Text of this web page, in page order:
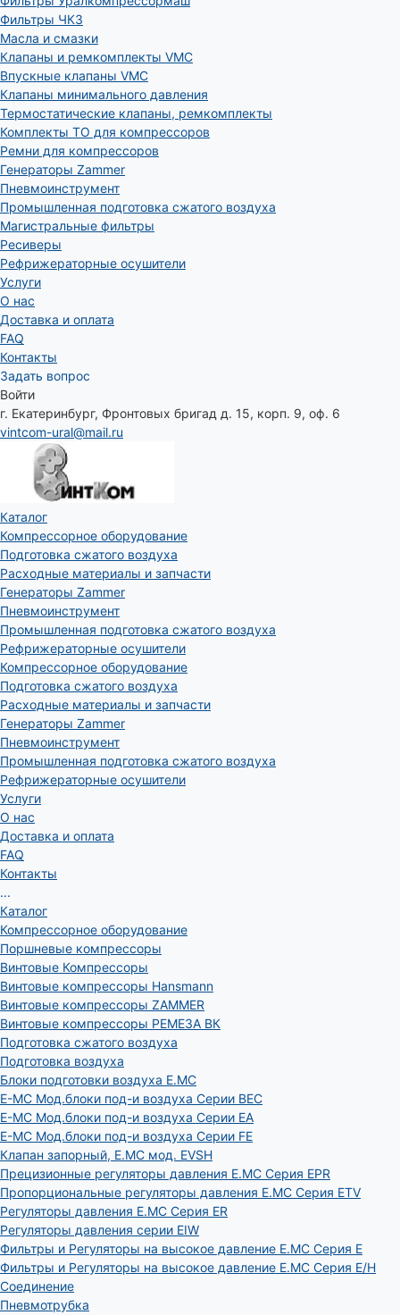
Фильтры ЧКЗ
Масла и смазки
Клапаны и ремкомплекты VMC
Впускные клапаны VMC
Клапаны минимального давления
Термостатические клапаны, ремкомплекты
Комплекты ТО для компрессоров
Ремни для компрессоров
Генераторы Zammer
Пневмоинструмент
Промышленная подготовка сжатого воздуха
Магистральные фильтры
Ресиверы
Рефрижераторные осушители
Услуги
О нас
Доставка и оплата
FAQ
Контакты
Задать вопрос
Войти
г. Екатеринбург, Фронтовых бригад д. 15, корп. 9, оф. 6
vintcom-ural@mail.ru
Каталог
Компрессорное оборудование
Подготовка сжатого воздуха
Расходные материалы и запчасти
Генераторы Zammer
Пневмоинструмент
Промышленная подготовка сжатого воздуха
Рефрижераторные осушители
Компрессорное оборудование
Подготовка сжатого воздуха
Расходные материалы и запчасти
Генераторы Zammer
Пневмоинструмент
Промышленная подготовка сжатого воздуха
Рефрижераторные осушители
Услуги
О нас
Доставка и оплата
FAQ
Контакты
...
Каталог
Компрессорное оборудование
Поршневые компрессоры
Винтовые Компрессоры
Винтовые компрессоры Hansmann
Винтовые компрессоры ZAMMER
Винтовые компрессоры РЕМЕЗА ВК
Подготовка сжатого воздуха
Подготовка воздуха
Блоки подготовки воздуха E.MC
E-MC Мод.блоки под-и воздуха Серии BEC
E-MC Мод.блоки под-и воздуха Серии EA
E-MC Мод.блоки под-и воздуха Серии FE
Клапан запорный, E.MC мод. EVSH
Прецизионные регуляторы давления E.MC Серия EPR
Пропорциональные регуляторы давления E.MC Серия ETV
Регуляторы давления E.MC Серия ER
Регуляторы давления серии EIW
Фильтры и Регуляторы на высокое давление E.MC Серия E
Фильтры и Регуляторы на высокое давление E.MC Серия E/H
Соединение
Пневмотрубка